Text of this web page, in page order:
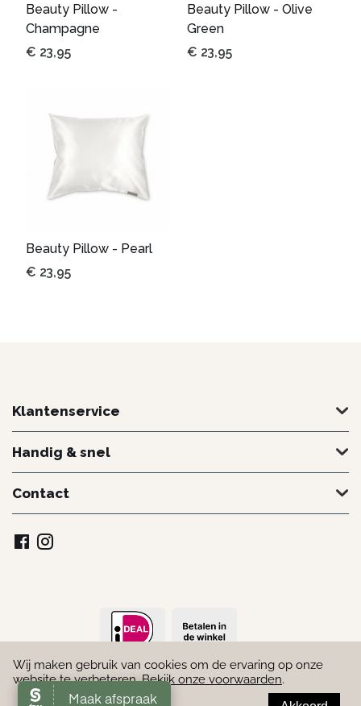
Beauty Pillow -
Champagne
€ 23,95
Beauty Pillow - Olive
Green
€ 23,95
Beauty Pillow - Pearl
€ 23,95
Klantenservice
Handig & snel
Contact
© 2022 - 2026 Schoonheidssalon Marielle. DoorWebmakend
Wij maken gebruik van cookies om de ervaring op onze
website te verbeteren.Bekijk onze voorwaarden.